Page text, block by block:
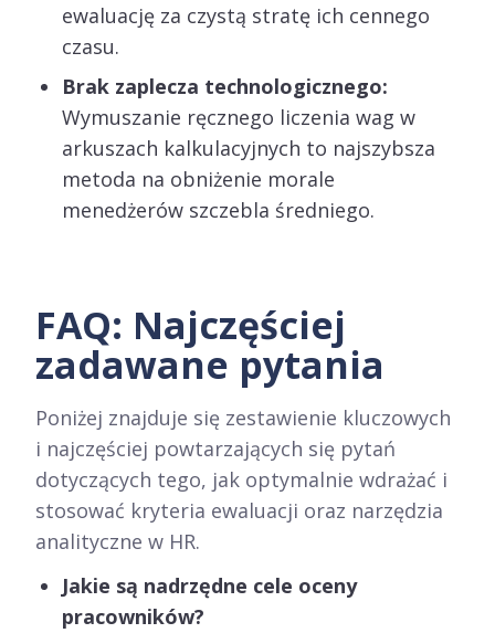
ewaluację za czystą stratę ich cennego
czasu.
Brak zaplecza technologicznego:
Wymuszanie ręcznego liczenia wag w
arkuszach kalkulacyjnych to najszybsza
metoda na obniżenie morale
menedżerów szczebla średniego.
FAQ: Najczęściej
zadawane pytania
Poniżej znajduje się zestawienie kluczowych
i najczęściej powtarzających się pytań
dotyczących tego, jak optymalnie wdrażać i
stosować kryteria ewaluacji oraz narzędzia
analityczne w HR.
Jakie są nadrzędne cele oceny
pracowników?